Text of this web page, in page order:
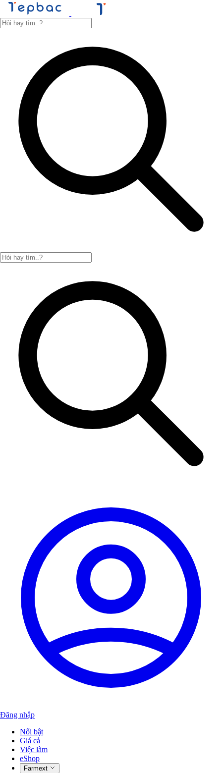
Đăng nhập
Nổi bật
Giá cả
Việc làm
eShop
Farmext